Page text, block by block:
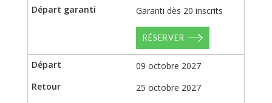
Garanti dès 20 inscrits
RÉSERVER
09 octobre 2027
25 octobre 2027